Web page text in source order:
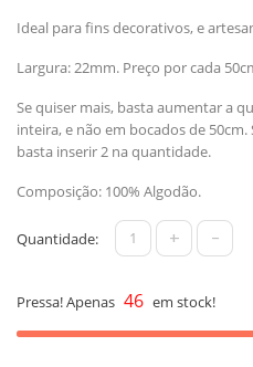
Ideal para fins decorativos, e
Largura: 22mm. Preço por cada
Se quiser mais, basta aumentar a
inteira, e não em bocados de
basta inserir 2 na quantidade.
Composição: 100% Algodão.
Quantidade: + -
Pressa! Apenas 46 em stock!